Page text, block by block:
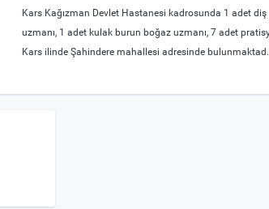
Kars Kağızman Devlet Hastanesi kadrosunda 1 adet diş
uzmanı, 1 adet kulak burun boğaz uzmanı, 7 adet
Kars ilinde Şahindere mahallesi adresinde